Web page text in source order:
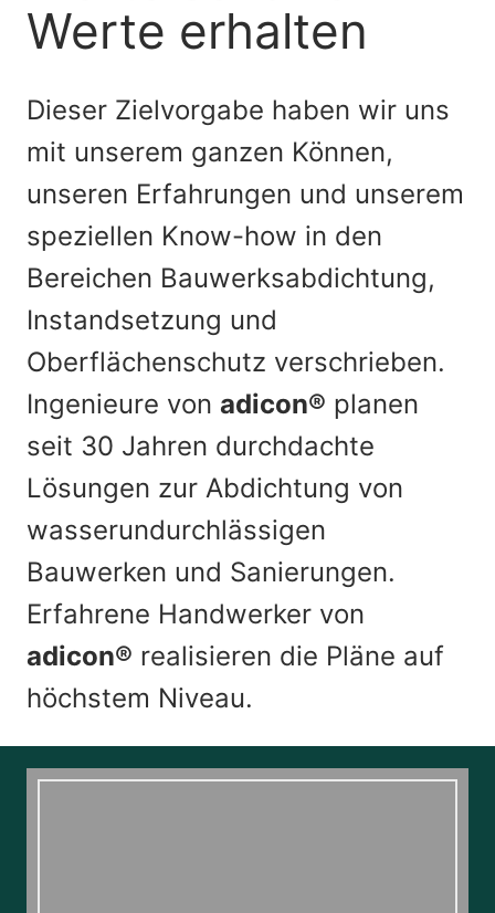
Werte erhalten
Dieser Zielvorgabe haben wir uns
mit unserem ganzen Können,
unseren Erfahrungen und unserem
speziellen Know-how in den
Bereichen Bauwerksabdichtung,
Instandsetzung und
Oberflächenschutz verschrieben.
Ingenieure von adicon® planen
seit 30 Jahren durchdachte
Lösungen zur Abdichtung von
wasserundurchlässigen
Bauwerken und Sanierungen.
Erfahrene Handwerker von
adicon® realisieren die Pläne auf
höchstem Niveau.